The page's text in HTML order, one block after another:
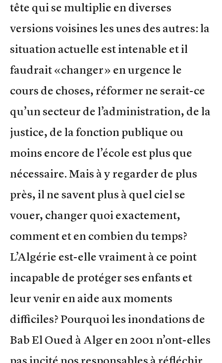
tête qui se multiplie en diverses
versions voisines les unes des autres: la
situation actuelle est intenable et il
faudrait «changer» en urgence le
cours de choses, réformer ne serait-ce
qu’un secteur de l’administration, de la
justice, de la fonction publique ou
moins encore de l’école est plus que
nécessaire. Mais à y regarder de plus
près, il ne savent plus à quel ciel se
vouer, changer quoi exactement,
comment et en combien du temps?
L’Algérie est-elle vraiment à ce point
incapable de protéger ses enfants et
leur venir en aide aux moments
difficiles? Pourquoi les inondations de
Bab El Oued à Alger en 2001 n’ont-elles